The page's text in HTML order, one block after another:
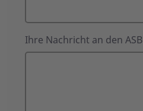
Ihre Nachricht an den ASB